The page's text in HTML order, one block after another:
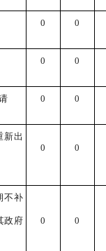
0 0
0 0
0 0
新出
0 0
不补
政府 0 0